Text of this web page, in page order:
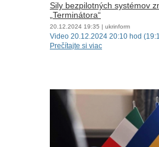
Sily bezpilotných systémov
„Terminátora“
20.12.2024 19:35 | ukrinform
Video 20.12.2024 20:10 hod
Prečítajte si viac